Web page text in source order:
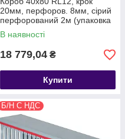
20мм, перфоров. 8мм, сірий
перфорований 2м (упаковка
32м) DKC
В наявності
18 779,04 ₴
Купити
Б/Н С НДС